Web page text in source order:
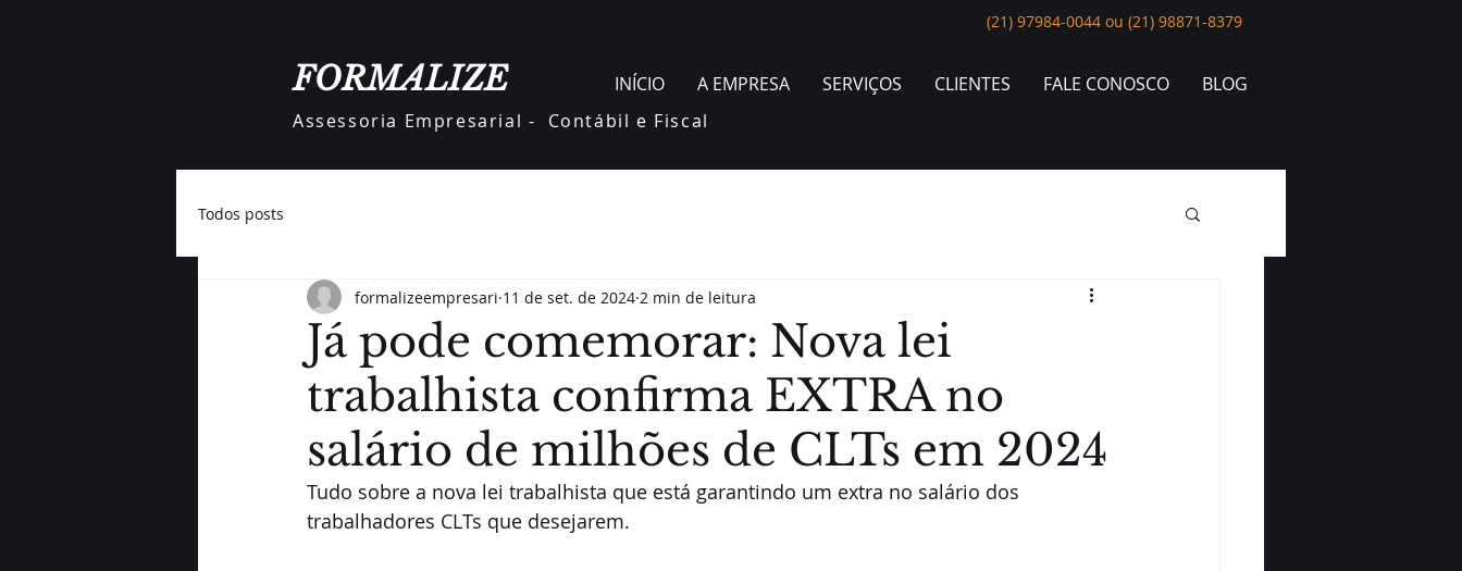
(21) 97984-0044 ou (21) 98871-8379
FORMALIZE INÍCIO A EMPRESA SERVIÇOS CLIENTES FALE CONOSCO
BLOG
Assessoria Empresarial - Contábil e Fiscal
Todos posts
Já pode comemorar: Nova lei
trabalhista confirma EXTRA no
salário de milhões de CLTs em 2024
formalizeempresari 11 de set. de 2024 2 min de leitura
Tudo sobre a nova lei trabalhista que está garantindo um extra no salário dos
trabalhadores CLTs que desejarem.